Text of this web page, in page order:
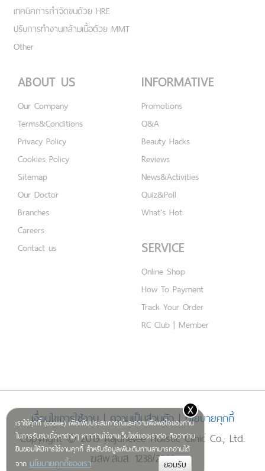
เราใช้คุกกี้ (cookie) เพื่อเพิ่มประสบการณ์และความพึงพอใจของท่าน
ในการรับชมเนื้อหาต่างๆ หากท่านใช้งานเว็บไซต์ของเราต่อ ถือว่าท่าน
ยินยอมให้มีการใช้งานคุกกี้ สำหรับข้อมูลเพิ่มเติมท่านสามารถอ่านได้
จาก นโยบายคุกกี้ของเรา
x
เทคนิคการกำจัดขนด้วย HRE
ปรับการทำงานกล้ามเนื้อด้วย MMT
Other
ABOUT US
Our Company
Terms&Conditions
Privacy Policy
Cookies Policy
Sitemap
Our Doctor
Branches
Careers
Contact us
INFORMATIVE
Promotions
Q&A
Beauty Hacks
Reviews
News&Activities
Quiz&Poll
What's Hot
SERVICE
Online Shop
How To Payment
Track Your Order
RC Club | Member
เงื่อนไขการใช้งาน|ความเป็นส่วนตัว|นโยบายคุกกี้
Copyright © 2019 Rajdhevee Holistic Clinic Co., Ltd.
ฆสพ.สบส. 1238/2562